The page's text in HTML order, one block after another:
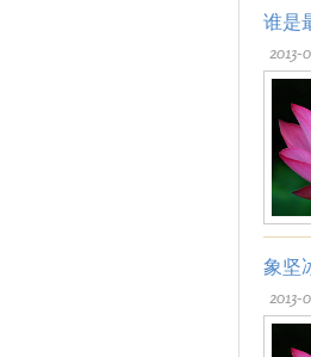
谁是
2013-
象坚
2013-